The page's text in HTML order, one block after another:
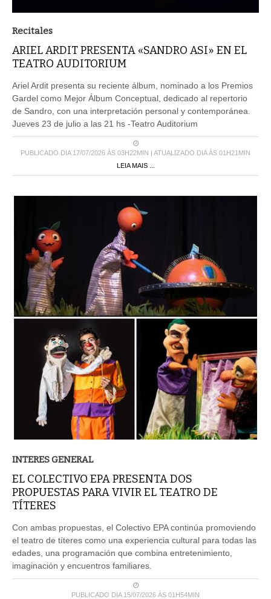
Recitales
ARIEL ARDIT PRESENTA «SANDRO ASI» EN EL
TEATRO AUDITORIUM
Ariel Ardit presenta su reciente álbum, nominado a los Premios
Gardel como Mejor Álbum Conceptual, dedicado al repertorio
de Sandro, con una interpretación personal y contemporánea.
Jueves 23 de julio a las 21 hs -Teatro Auditorium
PUBLICADO DIA 17/07/2026 ÀS 03H22MIN | ATUALIZADO DIA ÀS 01H21MIN
LEIA MAIS ...
INTERES GENERAL
EL COLECTIVO EPA PRESENTA DOS
PROPUESTAS PARA VIVIR EL TEATRO DE
TÍTERES
Con ambas propuestas, el Colectivo EPA continúa promoviendo
el teatro de títeres como una experiencia cultural para todas las
edades, una programación que combina entretenimiento,
imaginación y encuentros familiares.
PUBLICADO DIA 15/07/2026 ÀS 01H54MIN